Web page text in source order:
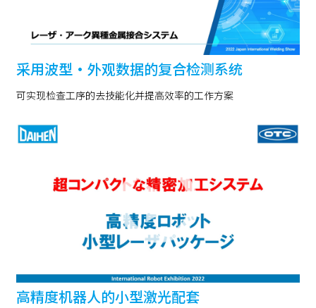
采用波型・外观数据的复合检测系统
可实现检查工序的去技能化并提高效率的工作方案
高精度机器人的小型激光配套